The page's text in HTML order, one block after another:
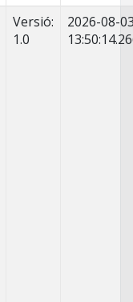
Versió:
1.0
2026-08-